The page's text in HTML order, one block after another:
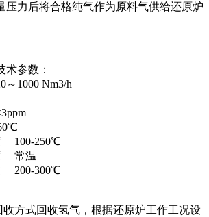
压力后将合格纯气作为原料气供给还原炉
术参数：
1000 Nm3/h
100-250℃
常温
200-300℃
收方式回收氢气，根据还原炉工作工况设